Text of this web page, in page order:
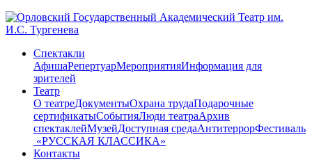
Спектакли
АфишаРепертуарМероприятияИнформация для
зрителей
Театр
О театреДокументыОхрана трудаПодарочные
сертификатыСобытияЛюди театраАрхив
спектаклейМузейДоступная средаАнтитеррорФестиваль
​ «РУССКАЯ КЛАССИКА»
Контакты